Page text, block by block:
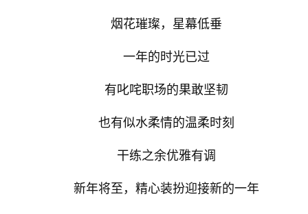
烟花璀璨，星幕低垂
一年的时光已过
有叱咤职场的果敢坚韧
也有似水柔情的温柔时刻
干练之余优雅有调
新年将至，精心装扮迎接新的一年